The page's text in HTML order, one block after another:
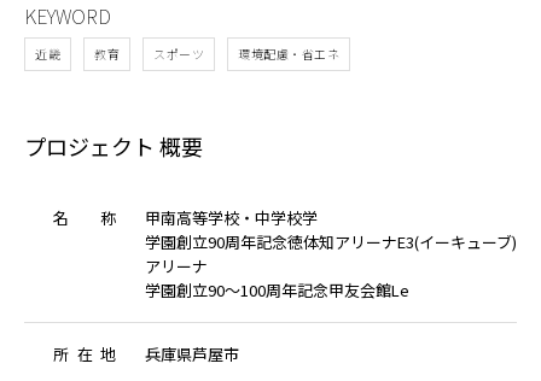
KEYWORD
近畿 教育 スポーツ 環境配慮・省エネ
プロジェクト 概要
名 称
甲南高等学校・中学校学
学園創立90周年記念徳体知アリーナE3(イーキューブ)
アリーナ
学園創立90～100周年記念甲友会館Le
所 在 地 兵庫県芦屋市